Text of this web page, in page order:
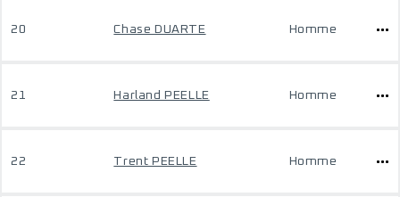
20 Chase DUARTE Homme
21 Harland PEELLE Homme
22 Trent PEELLE Homme